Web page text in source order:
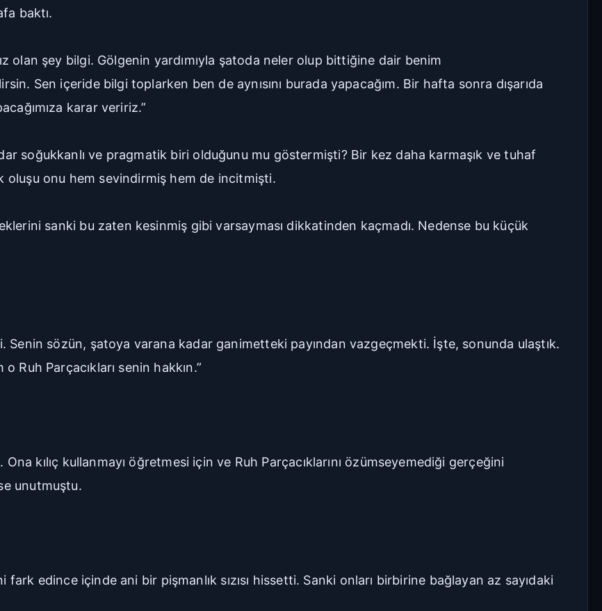
baktı.
olan şey bilgi. Gölgenin yardımıyla şatoda neler olup bittiğine dair benim
Sen içeride bilgi toplarken ben de aynısını burada yapacağım. Bir hafta sonra dışarıda
karar veririz.”
soğukkanlı ve pragmatik biri olduğunu mu göstermişti? Bir kez daha karmaşık ve tuhaf
oluşu onu hem sevindirmiş hem de incitmişti.
sanki bu zaten kesinmiş gibi varsayması dikkatinden kaçmadı. Nedense bu küçük
Senin sözün, şatoya varana kadar ganimetteki payından vazgeçmekti. İşte, sonunda ulaştık.
Ruh Parçacıkları senin hakkın.”
Ona kılıç kullanmayı öğretmesi için ve Ruh Parçacıklarını özümseyemediği gerçeğini
unutmuştu.
fark edince içinde ani bir pişmanlık sızısı hissetti. Sanki onları birbirine bağlayan az sayıdaki